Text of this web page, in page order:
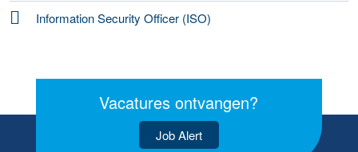
Information Security Officer (ISO)
Vacatures ontvangen?
Job Alert